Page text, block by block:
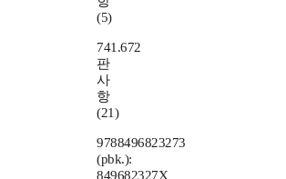
(5)
741.672
판
사
항
(21)
9788496823273
(pbk.):
849682327X